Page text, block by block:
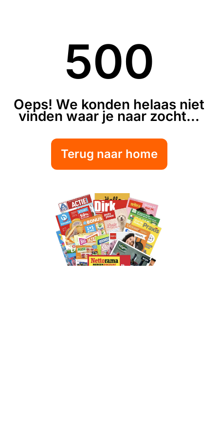
500
Oeps! We konden helaas niet
vinden waar je naar zocht...
Terug naar home